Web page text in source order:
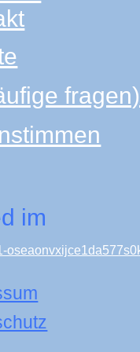
fragen)
im